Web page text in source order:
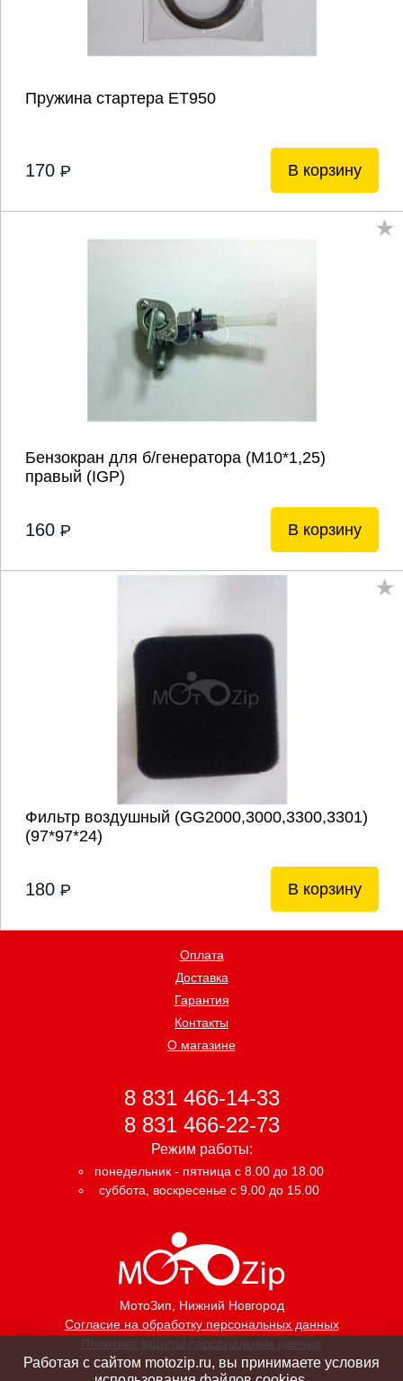
Пружина стартера ЕТ950
170 P В корзину
Бензокран для б/генератора (М10*1,25)
правый (IGP)
160 P В корзину
Фильтр воздушный (GG2000,3000,3300,3301)
(97*97*24)
180 P В корзину
МотоЗип, Нижний Новгород
Согласие на обработку персональных данных
Политика защиты персональных данных
Оплата
Доставка
Гарантия
Контакты
О магазине
8 831 466-14-33
8 831 466-22-73
Режим работы:
понедельник - пятница с 8.00 до 18.00
суббота, воскресенье с 9.00 до 15.00
Работая с сайтом motozip.ru, вы принимаете условия